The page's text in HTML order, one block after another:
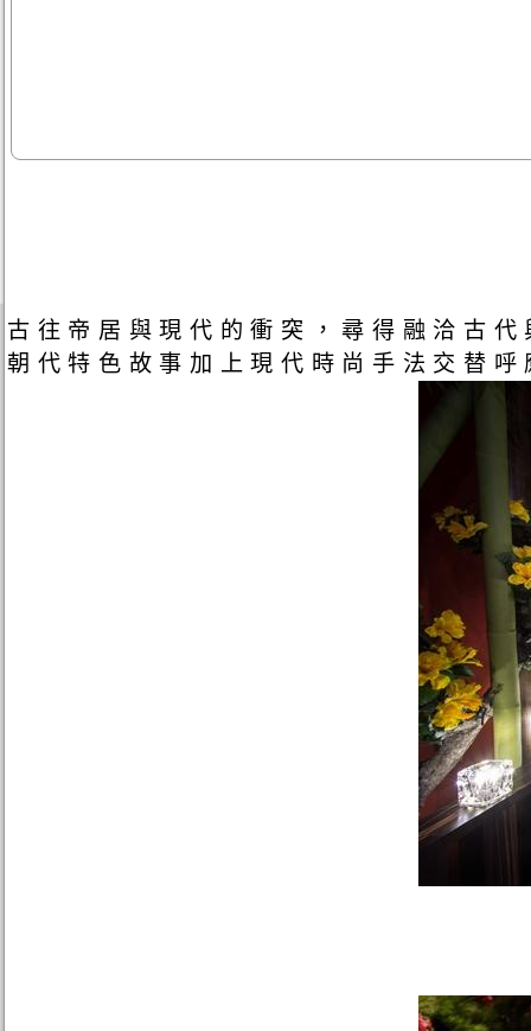
古往帝居與現代的衝突，尋得融洽古
朝代特色故事加上現代時尚手法交替